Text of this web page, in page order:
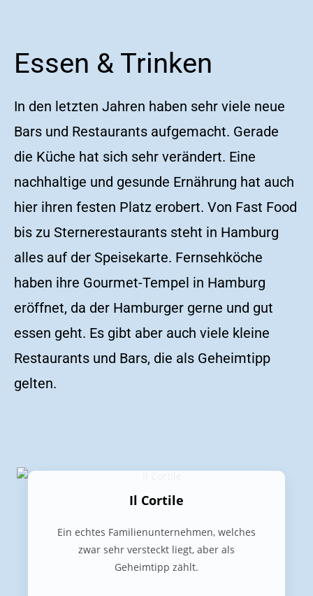
Essen & Trinken
In den letzten Jahren haben sehr viele neue
Bars und Restaurants aufgemacht. Gerade
die Küche hat sich sehr verändert. Eine
nachhaltige und gesunde Ernährung hat auch
hier ihren festen Platz erobert. Von Fast Food
bis zu Sternerestaurants steht in Hamburg
alles auf der Speisekarte. Fernsehköche
haben ihre Gourmet-Tempel in Hamburg
eröffnet, da der Hamburger gerne und gut
essen geht. Es gibt aber auch viele kleine
Restaurants und Bars, die als Geheimtipp
gelten.
Il Cortile
Ein echtes Familienunternehmen, welches
zwar sehr versteckt liegt, aber als
Geheimtipp zählt.